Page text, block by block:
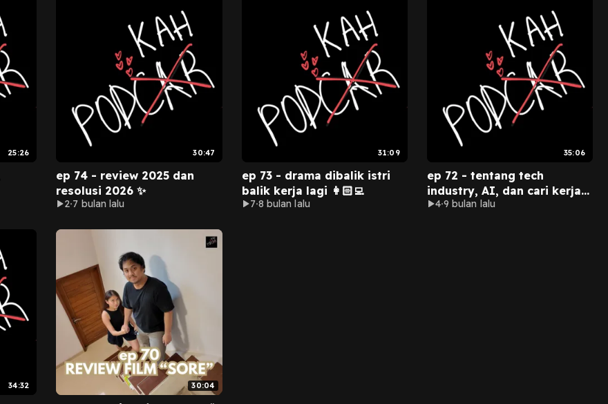
25:26 30:47
ep 74 - review 2025 dan
resolusi 2026 ✨
2 7 bulan lalu
31:09
ep 73 - drama dibalik istri
balik kerja lagi 👩🏻‍💻
7 8 bulan lalu
35:06
ep 72 - tentang tech
industry, AI, dan cari kerja
di 2025
4 9 bulan lalu
34:32 30:04